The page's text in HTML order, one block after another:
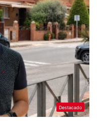
Destacado